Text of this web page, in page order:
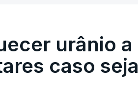
urânio a
caso seja